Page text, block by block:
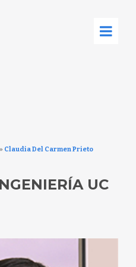
» Claudia Del Carmen Prieto
UC